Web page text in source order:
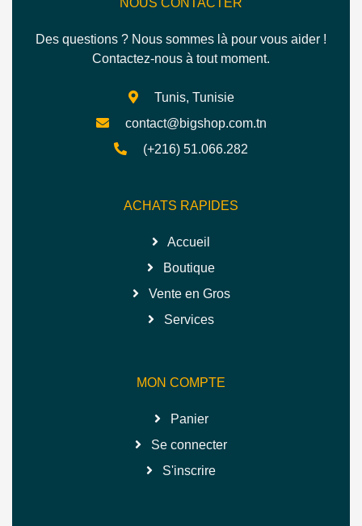
Des questions ? Nous sommes là pour vous aider !
Contactez-nous à tout moment.
Tunis, Tunisie
contact@bigshop.com.tn
(+216) 51.066.282
ACHATS RAPIDES
Accueil
Boutique
Vente en Gros
Services
MON COMPTE
Panier
Se connecter
S'inscrire